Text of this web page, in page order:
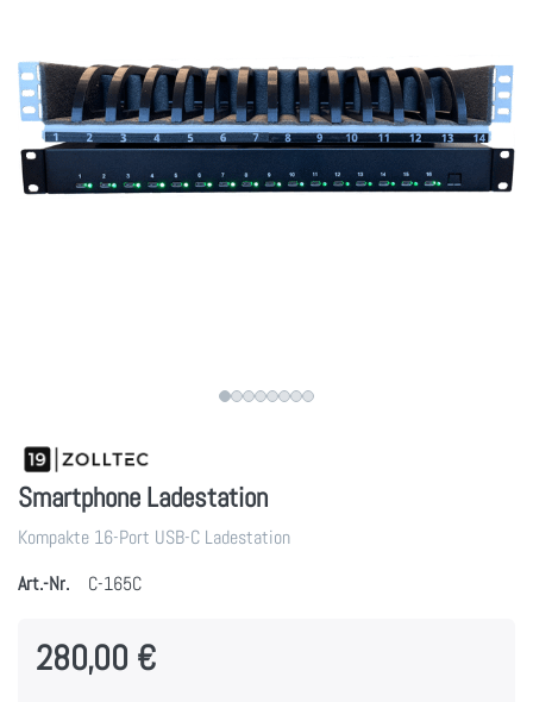
Smartphone Ladestation
Kompakte 16-Port USB-C Ladestation
Art.-Nr.
C-165C
280,00 €